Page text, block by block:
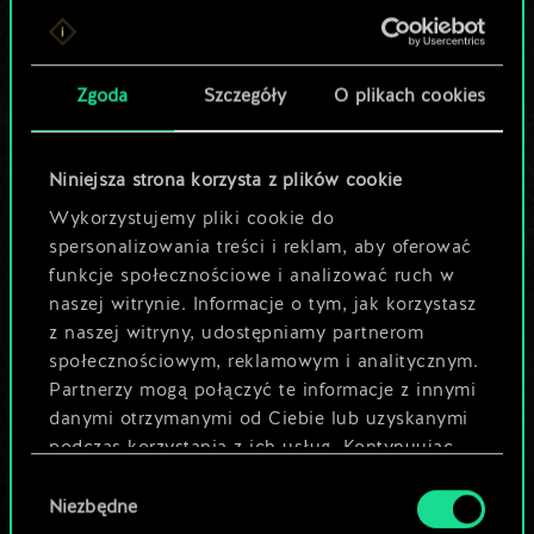
Zgoda Szczegóły O plikach cookies
Niniejsza strona korzysta z plików cookie
Wykorzystujemy pliki cookie do
spersonalizowania treści i reklam, aby oferować
funkcje społecznościowe i analizować ruch w
naszej witrynie. Informacje o tym, jak korzystasz
z naszej witryny, udostępniamy partnerom
społecznościowym, reklamowym i analitycznym.
Partnerzy mogą połączyć te informacje z innymi
danymi otrzymanymi od Ciebie lub uzyskanymi
podczas korzystania z ich usług. Kontynuując
używanie plików cookie.
zgody
Niezbędne
Lubisz grać tą talią?
Pomóż społeczności
odkryć jej
potencjał!
Nazwij talię i opisz swoją strategię
Edytuj talię
LUB